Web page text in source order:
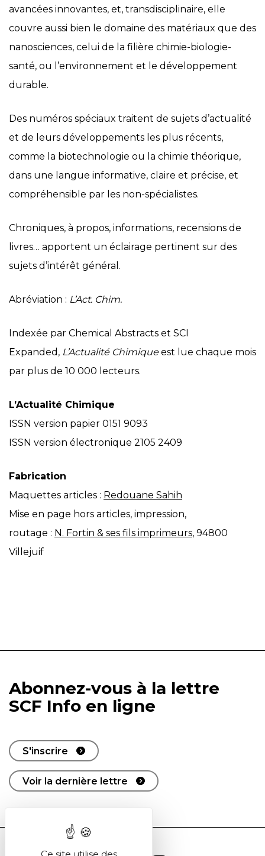
avancées innovantes, et, transdisciplinaire, elle
couvre aussi bien le domaine des matériaux que des
nanosciences, celui de la filière chimie-biologie-
santé, ou l’environnement et le développement
durable.
Des numéros spéciaux traitent de sujets d’actualité
et de leurs développements les plus récents,
comme la biotechnologie ou la chimie théorique,
dans une langue informative, claire et précise, et
compréhensible par les non-spécialistes.
Chroniques, à propos, informations, recensions de
livres… apportent un éclairage pertinent sur des
sujets d’intérêt général.
Abréviation : L’Act. Chim.
Indexée par Chemical Abstracts et SCI
Expanded, L’Actualité Chimiqueest lue chaque mois
par plus de 10 000 lecteurs.
L’Actualité Chimique
ISSN version papier 0151 9093
ISSN version électronique 2105 2409
Fabrication
Maquettes articles : Redouane Sahih
Mise en page hors articles, impression,
routage : N. Fortin & ses fils imprimeurs, 94800
Villejuif
Abonnez-vous à la lettre
SCF Info en ligne
S'inscrire
Voir la dernière lettre